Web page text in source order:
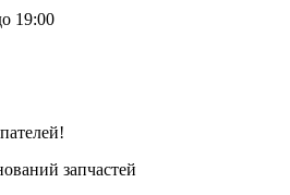
19:00
запчастей